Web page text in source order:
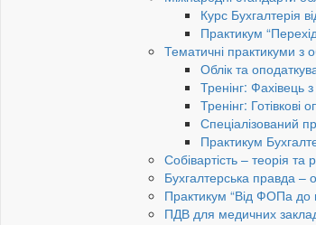
Курс Бухгалтерія
Практикум
Тематичні практикуми з
Облік та
Тренінг: Фахівець
Тренінг: Готівкові
Спеціалізований
Практикум
Собівартість – теорія та
Бухгалтерська правда –
Практикум “Від ФОПа до
ПДВ для медичних